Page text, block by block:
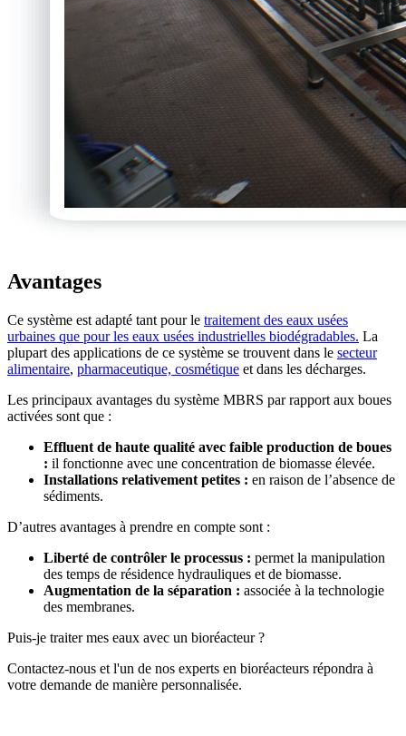
Avantages
Ce système est adapté tant pour le traitement des eaux usées
urbaines que pour les eaux usées industrielles biodégradables. La
plupart des applications de ce système se trouvent dans le secteur
alimentaire, pharmaceutique, cosmétique et dans les décharges.
Les principaux avantages du système MBRS par rapport aux boues
activées sont que :
Effluent de haute qualité avec faible production de boues
: il fonctionne avec une concentration de biomasse élevée.
Installations relativement petites : en raison de l’absence de
sédiments.
D’autres avantages à prendre en compte sont :
Liberté de contrôler le processus : permet la manipulation
des temps de résidence hydrauliques et de biomasse.
Augmentation de la séparation : associée à la technologie
des membranes.
Puis-je traiter mes eaux avec un bioréacteur ?
Contactez-nous et l'un de nos experts en bioréacteurs répondra à
votre demande de manière personnalisée.